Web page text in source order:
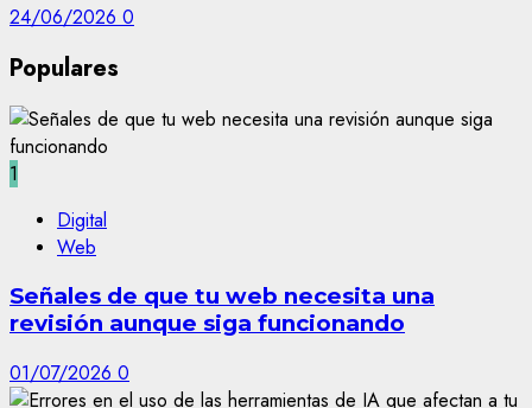
24/06/2026 0
Populares
1
Digital
Web
Señales de que tu web necesita una
revisión aunque siga funcionando
01/07/2026 0